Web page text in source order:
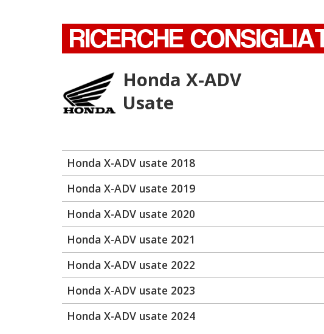
RICERCHE
Honda X-ADV
Usate
Honda X-ADV usate 2018
Honda X-ADV usate 2019
Honda X-ADV usate 2020
Honda X-ADV usate 2021
Honda X-ADV usate 2022
Honda X-ADV usate 2023
Honda X-ADV usate 2024